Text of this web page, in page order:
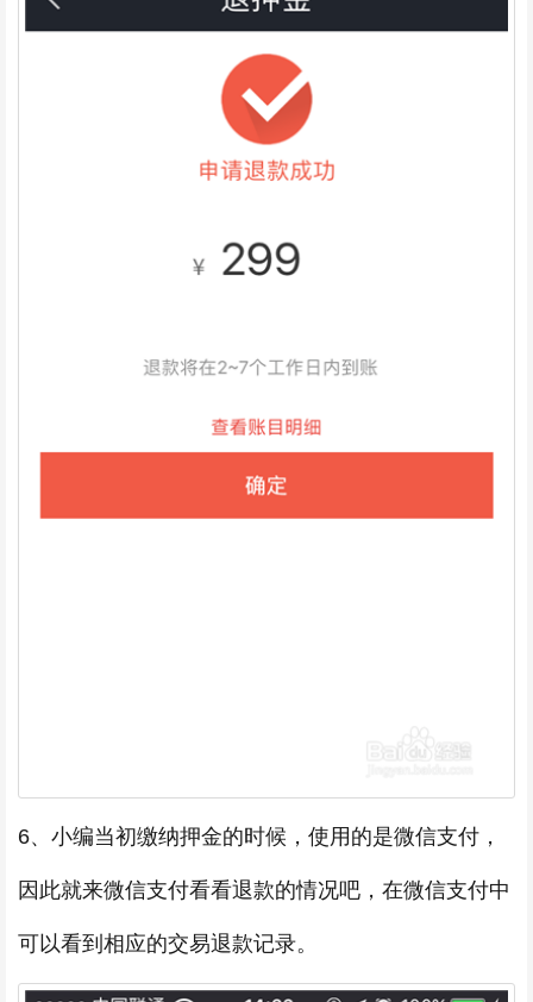
6、小编当初缴纳押金的时候，使用的是微信支付，
因此就来微信支付看看退款的情况吧，在微信支付中
可以看到相应的交易退款记录。